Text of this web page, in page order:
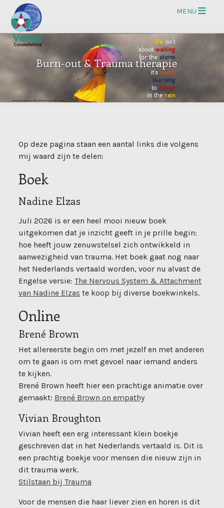
MENU
Burn-out & Trauma therapie
Op deze pagina staan een aantal links die volgens
mij waard zijn te delen:
Boek
Nadine Elzas
Juli 2026 is er een heel mooi nieuw boek
uitgekomen dat je inzicht geeft in je prille begin:
hoe heeft jouw zenuwstelsel zich ontwikkeld in
aanwezigheid van trauma. Het boek gaat nog naar
het Nederlands vertaald worden, voor nu alvast de
Engelse versie: The Nervous System & Attachment
van Nadine Elzas(open new window)
te koop bij diverse boekwinkels.
Online
Brené Brown
Het allereerste begin om met jezelf en met anderen
om te gaan is om met gevoel naar iemand anders
te kijken.
Brené Brown heeft hier een prachtige animatie over
gemaakt: Brené Brown on empathy(open new window)
Vivian Broughton
Vivian heeft een erg interessant klein boekje
geschreven dat in het Nederlands vertaald is. Dit is
een prachtig boekje voor mensen die nieuw zijn in
dit trauma werk.
Stilstaan bij Trauma(open new window)
Voor de mensen die haar liever zien en horen is dit